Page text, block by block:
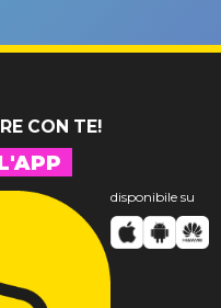
CON TE!
disponibile su